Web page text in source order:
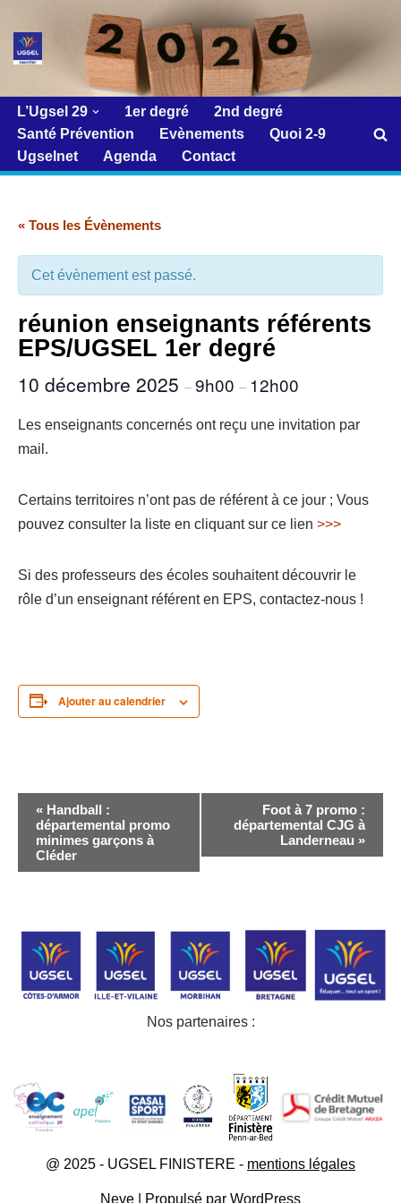
Aller
contenu
L’Ugsel 29
1er degré
2nd degré
Santé Prévention
Evènements
Quoi 2-9
Ugselnet
Agenda Contact
« Tous les Évènements
Cet évènement est passé.
réunion enseignants référents
EPS/UGSEL 1er degré
10 décembre 2025 –9h00 – 12h00
Les enseignants concernés ont reçu une invitation par
mail.
Certains territoires n’ont pas de référent à ce jour ; Vous
pouvez consulter la liste en cliquant sur ce lien >>>
Si des professeurs des écoles souhaitent découvrir le
rôle d’un enseignant référent en EPS, contactez-nous !
Ajouter au calendrier
Navigation
Évènement
« Handball :
départemental promo
minimes garçons à
Cléder
Foot à 7 promo :
départemental CJG à
Landerneau »
Nos partenaires :
@ 2025 - UGSEL FINISTERE - mentions légales
Neve | Propulsé par WordPress